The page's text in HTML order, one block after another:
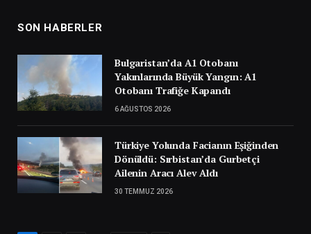
SON HABERLER
Bulgaristan’da A1 Otobanı
Yakınlarında Büyük Yangın: A1
Otobanı Trafiğe Kapandı
6 AĞUSTOS 2026
Türkiye Yolunda Facianın Eşiğinden
Dönüldü: Sırbistan’da Gurbetçi
Ailenin Aracı Alev Aldı
30 TEMMUZ 2026